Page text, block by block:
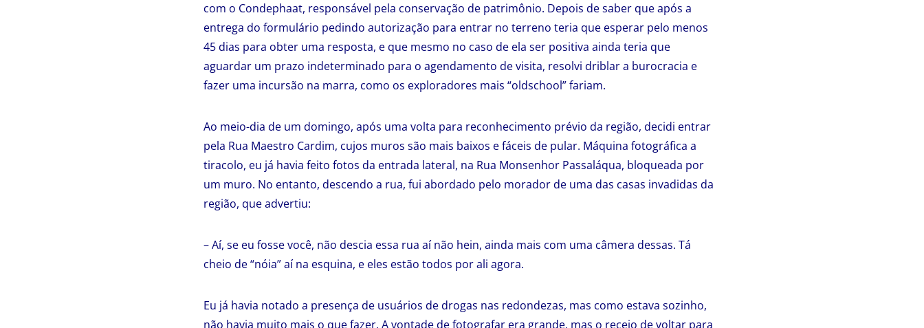
com o Condephaat, responsável pela conservação de patrimônio. Depois de saber que após a
entrega do formulário pedindo autorização para entrar no terreno teria que esperar pelo menos
45 dias para obter uma resposta, e que mesmo no caso de ela ser positiva ainda teria que
aguardar um prazo indeterminado para o agendamento de visita, resolvi driblar a burocracia e
fazer uma incursão na marra, como os exploradores mais “oldschool” fariam.
Ao meio-dia de um domingo, após uma volta para reconhecimento prévio da região, decidi entrar
pela Rua Maestro Cardim, cujos muros são mais baixos e fáceis de pular. Máquina fotográfica a
tiracolo, eu já havia feito fotos da entrada lateral, na Rua Monsenhor Passaláqua, bloqueada por
um muro. No entanto, descendo a rua, fui abordado pelo morador de uma das casas invadidas da
região, que advertiu:
– Aí, se eu fosse você, não descia essa rua aí não hein, ainda mais com uma câmera dessas. Tá
cheio de “nóia” aí na esquina, e eles estão todos por ali agora.
Eu já havia notado a presença de usuários de drogas nas redondezas, mas como estava sozinho,
não havia muito mais o que fazer. A vontade de fotografar era grande, mas o receio de voltar para